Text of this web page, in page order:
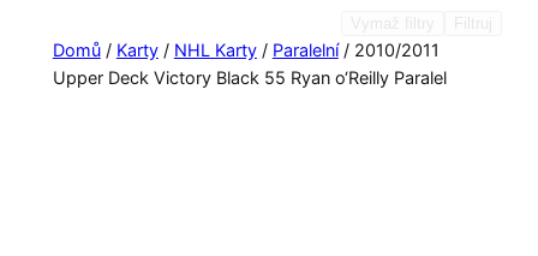
Domů/ Karty/ NHL Karty/ Paralelní/ 2010/2011
Upper Deck Victory Black 55 Ryan o‘Reilly Paralel